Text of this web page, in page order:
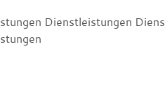
Dienstleistungen